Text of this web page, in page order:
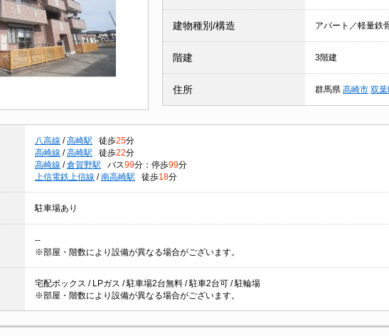
建物種別/構造 アパート／軽量鉄
階建 3階建
住所 群馬県 高崎市 双葉
八高線 / 高崎駅 徒歩25分
高崎線 / 高崎駅 徒歩22分
高崎線 / 倉賀野駅 バス99分：停歩99分
上信電鉄上信線 / 南高崎駅 徒歩18分
駐車場あり
--
※部屋・階数により設備が異なる場合がございます。
宅配ボックス / LPガス / 駐車場2台無料 / 駐車2台可 / 駐輪場
※部屋・階数により設備が異なる場合がございます。